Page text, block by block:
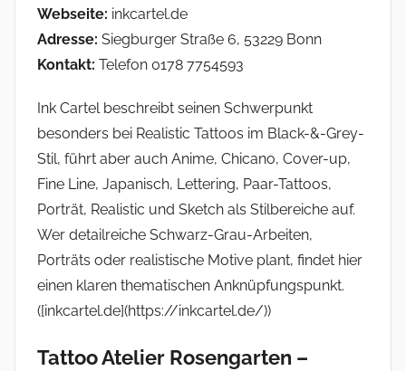
Webseite: inkcartel.de
Adresse: Siegburger Straße 6, 53229 Bonn
Kontakt: Telefon 0178 7754593
Ink Cartel beschreibt seinen Schwerpunkt
besonders bei Realistic Tattoos im Black-&-Grey-
Stil, führt aber auch Anime, Chicano, Cover-up,
Fine Line, Japanisch, Lettering, Paar-Tattoos,
Porträt, Realistic und Sketch als Stilbereiche auf.
Wer detailreiche Schwarz-Grau-Arbeiten,
Porträts oder realistische Motive plant, findet hier
einen klaren thematischen Anknüpfungspunkt.
([inkcartel.de](https://inkcartel.de/))
Tattoo Atelier Rosengarten –